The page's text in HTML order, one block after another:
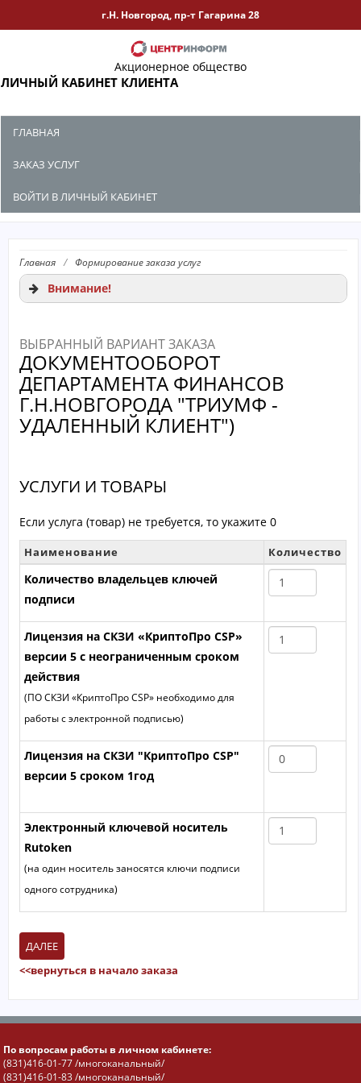
г.Н. Новгород, пр-т Гагарина 28
Акционерное общество
ЛИЧНЫЙ КАБИНЕТ КЛИЕНТА
ГЛАВНАЯ
ЗАКАЗ УСЛУГ
ВОЙТИ В ЛИЧНЫЙ КАБИНЕТ
Главная / Формирование заказа услуг
Внимание!
ВЫБРАННЫЙ ВАРИАНТ ЗАКАЗА
ДОКУМЕНТООБОРОТ
ДЕПАРТАМЕНТА ФИНАНСОВ
Г.Н.НОВГОРОДА "ТРИУМФ -
УДАЛЕННЫЙ КЛИЕНТ")
УСЛУГИ И ТОВАРЫ
Если услуга (товар) не требуется, то укажите 0
Наименование Количество
Количество владельцев ключей
подписи
Лицензия на СКЗИ «КриптоПро CSP»
версии 5 с неограниченным сроком
действия
(ПО СКЗИ «КриптоПро CSP» необходимо для
работы с электронной подписью)
Лицензия на СКЗИ "КриптоПро CSP"
версии 5 сроком 1год
Электронный ключевой носитель
Rutoken
(на один носитель заносятся ключи подписи
одного сотрудника)
<<вернуться в начало заказа
По вопросам работы в личном кабинете:
(831)416-01-77 /многоканальный/
(831)416-01-83 /многоканальный/